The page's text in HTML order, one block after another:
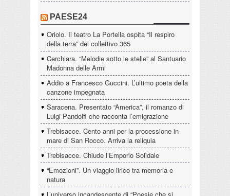
PAESE24
Oriolo. Il teatro La Portella ospita “Il respiro
della terra” del collettivo 365
Cerchiara. “Melodie sotto le stelle” al Santuario
Madonna delle Armi
Addio a Francesco Guccini. L’ultimo poeta della
canzone impegnata
Saracena. Presentato “America”, il romanzo di
Luigi Pandolfi che racconta l’emigrazione
Trebisacce. Cento anni per la processione in
mare di San Rocco. Arriva la reliquia
Trebisacce. Chiude l’Emporio Solidale
“Emozioni”. Un viaggio lirico tra memoria e
natura